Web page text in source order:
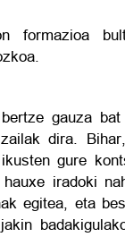
formazioa
gauza
dira.
gure
iradoki
egitea, eta